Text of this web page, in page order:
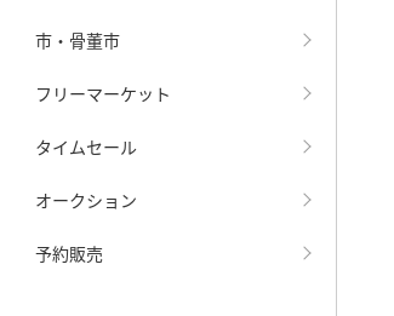
市・骨董市
フリーマーケット
タイムセール
オークション
予約販売